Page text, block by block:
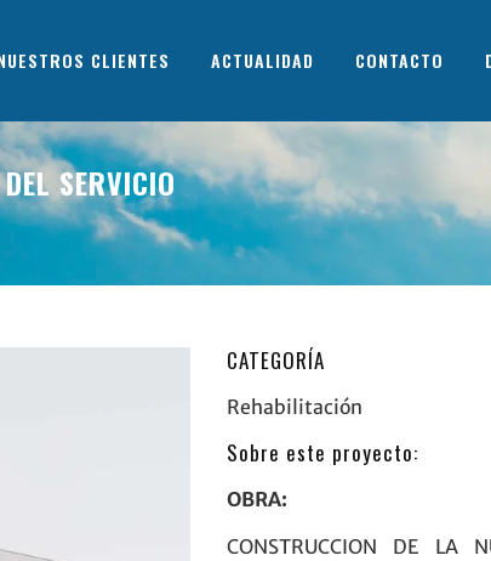
CLIENTES ACTUALIDAD CONTACTO
SERVICIO
CATEGORÍA
Rehabilitación
Sobre este proyecto:
OBRA:
CONSTRUCCION DE LA